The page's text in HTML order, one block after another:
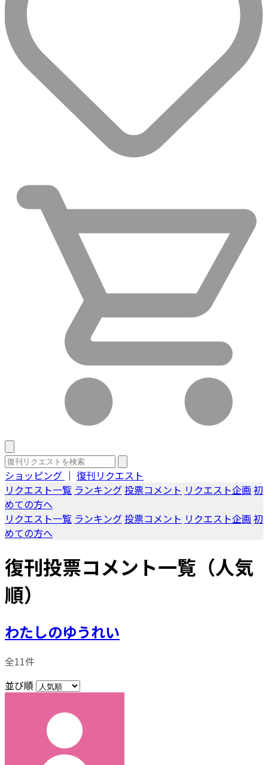
ショッピング ｜ 復刊リクエスト
リクエスト一覧 ランキング投票コメント リクエスト企画 初
めての方へ
リクエスト一覧 ランキング投票コメント リクエスト企画 初
めての方へ
復刊投票コメント一覧（人気
順）
わたしのゆうれい
全11件
並び順